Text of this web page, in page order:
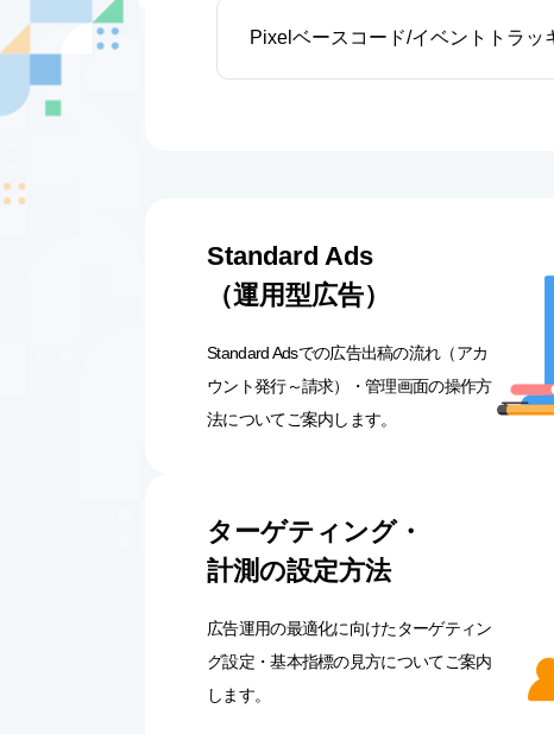
Pixelベースコード/イベントトラッ
Standard Ads
（運用型広告）
Standard Adsでの広告出稿の流れ（アカ
ウント発行～請求）・管理画面の操作方
法についてご案内します。
ターゲティング・
計測の設定方法
広告運用の最適化に向けたターゲティン
グ設定・基本指標の見方についてご案内
します。